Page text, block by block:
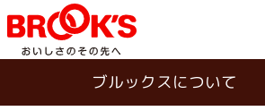
ブルックスについて